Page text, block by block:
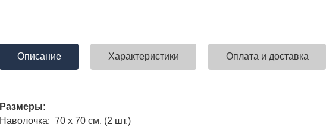
Описание Характеристики Оплата и доставка
Размеры:
Наволочка: 70 х 70 см. (2 шт.)